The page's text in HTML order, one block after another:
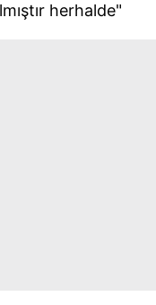
herhalde"